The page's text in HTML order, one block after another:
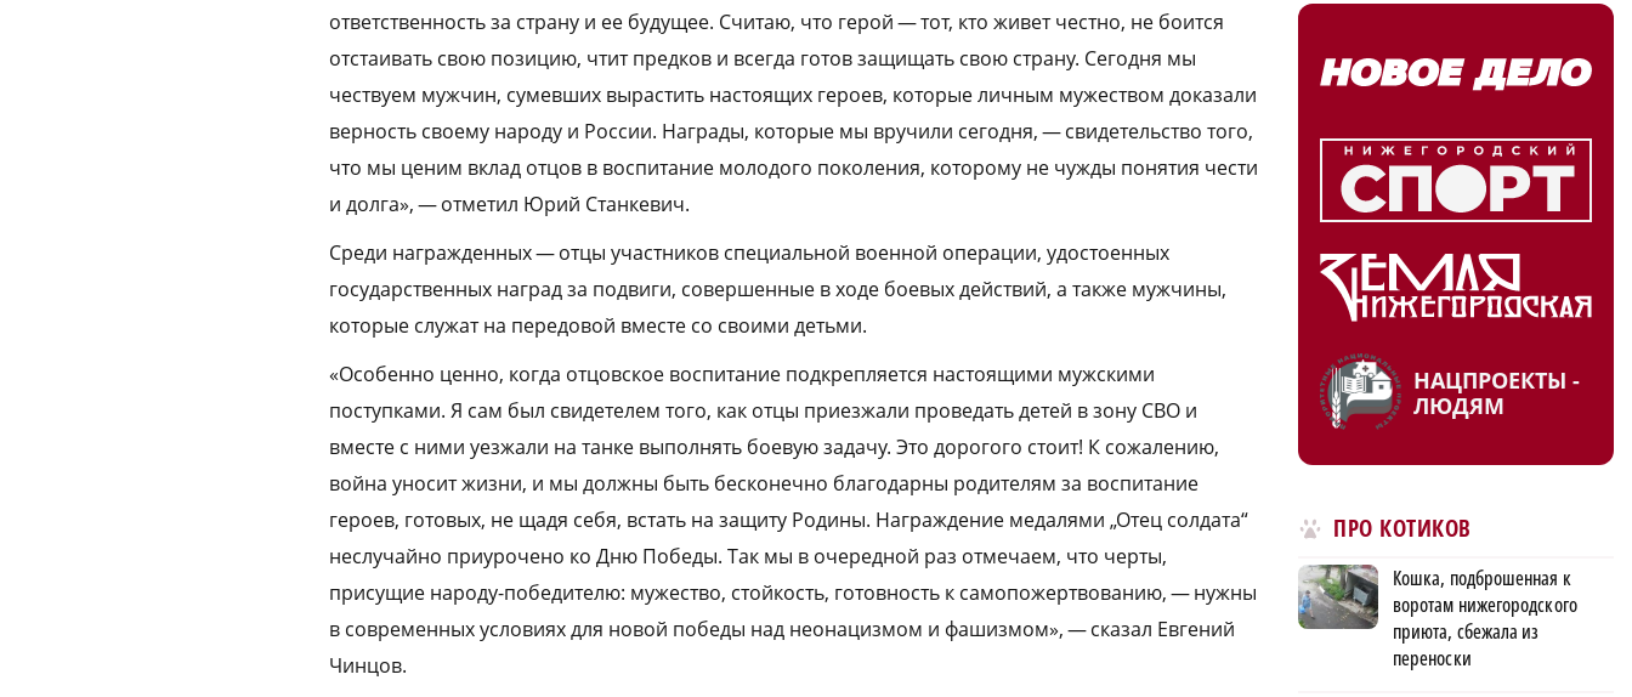
ответственность за страну и ее будущее. Считаю, что герой — тот, кто живет честно, не боится
отстаивать свою позицию, чтит предков и всегда готов защищать свою страну. Сегодня мы
чествуем мужчин, сумевших вырастить настоящих героев, которые личным мужеством доказали
верность своему народу и России. Награды, которые мы вручили сегодня, — свидетельство того,
что мы ценим вклад отцов в воспитание молодого поколения, которому не чужды понятия чести
и долга», — отметил Юрий Станкевич.
Среди награжденных — отцы участников специальной военной операции, удостоенных
государственных наград за подвиги, совершенные в ходе боевых действий, а также мужчины,
которые служат на передовой вместе со своими детьми.
«Особенно ценно, когда отцовское воспитание подкрепляется настоящими мужскими
поступками. Я сам был свидетелем того, как отцы приезжали проведать детей в зону СВО и
вместе с ними уезжали на танке выполнять боевую задачу. Это дорогого стоит! К сожалению,
война уносит жизни, и мы должны быть бесконечно благодарны родителям за воспитание
героев, готовых, не щадя себя, встать на защиту Родины. Награждение медалями „Отец солдата“
неслучайно приурочено ко Дню Победы. Так мы в очередной раз отмечаем, что черты,
присущие народу-победителю: мужество, стойкость, готовность к самопожертвованию, — нужны
в современных условиях для новой победы над неонацизмом и фашизмом», — сказал Евгений
Чинцов.
НАЦПРОЕКТЫ -
ЛЮДЯМ
ПРО КОТИКОВ
Кошка, подброшенная к
воротам нижегородского
приюта, сбежала из
переноски